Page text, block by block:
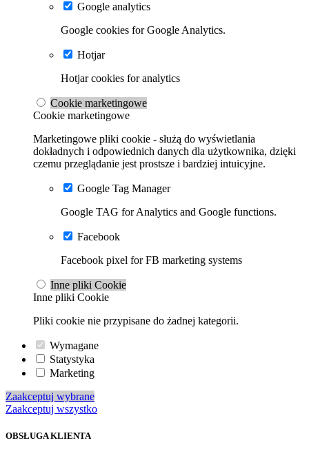
Google analytics
Google cookies for Google Analytics.
Hotjar
Hotjar cookies for analytics
Cookie marketingowe
Cookie marketingowe
Marketingowe pliki cookie - służą do wyświetlania
dokładnych i odpowiednich danych dla użytkownika, dzięki
czemu przeglądanie jest prostsze i bardziej intuicyjne.
Google Tag Manager
Google TAG for Analytics and Google functions.
Facebook
Facebook pixel for FB marketing systems
Inne pliki Cookie
Inne pliki Cookie
Pliki cookie nie przypisane do żadnej kategorii.
Wymagane
Statystyka
Marketing
Zaakceptuj wybrane
Zaakceptuj wszystko
OBSŁUGA KLIENTA